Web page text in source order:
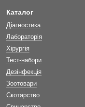
Каталог
Діагностика
Лабораторія
Хірургія
Тест-набори
Дезінфекція
Зоотовари
Скотарство